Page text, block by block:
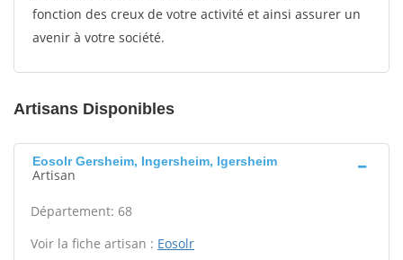
fonction des creux de votre activité et ainsi assurer un
avenir à votre société.
Artisans Disponibles
Eosolr Gersheim, Ingersheim, Igersheim
Artisan
Département: 68
Voir la fiche artisan : Eosolr